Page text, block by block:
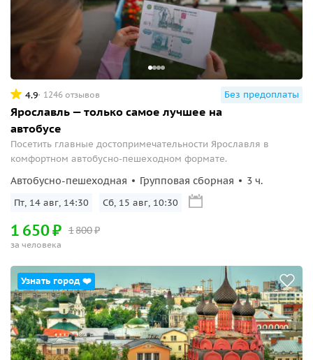
4.9 1246 отзывов Без предоплаты
Ярославль — только самое лучшее на
автобусе
Посетить главные достопримечательности Ярославля в
комфортном автобусно-пешеходном формате.
Автобусно-пешеходная Групповая сборная 3 ч.
Пт, 14 авг, 14:30 Сб, 15 авг, 10:30
1800₽
1 650₽
за человека
Узнать город ❤️